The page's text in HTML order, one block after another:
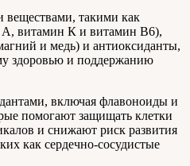
такими как
витамин К и витамин В6),
и медь) и антиоксиданты,
здоровью и поддержанию
включая флавоноиды и
помогают защищать клетки
и снижают риск развития
как сердечно-сосудистые